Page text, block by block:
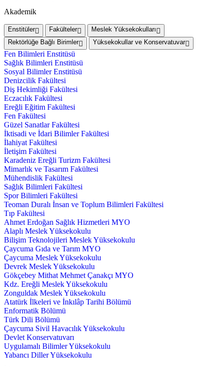
Akademik
Enstitüler Fakülteler
Meslek Yüksekokulları
Rektörlüğe Bağlı Birimler
Yüksekokullar ve Konservatuvar
Fen Bilimleri Enstitüsü
Sağlık Bilimleri Enstitüsü
Sosyal Bilimler Enstitüsü
Denizcilik Fakültesi
Diş Hekimliği Fakültesi
Eczacılık Fakültesi
Ereğli Eğitim Fakültesi
Fen Fakültesi
Güzel Sanatlar Fakültesi
İktisadi ve İdari Bilimler Fakültesi
İlahiyat Fakültesi
İletişim Fakültesi
Karadeniz Ereğli Turizm Fakültesi
Mimarlık ve Tasarım Fakültesi
Mühendislik Fakültesi
Sağlık Bilimleri Fakültesi
Spor Bilimleri Fakültesi
Teoman Duralı İnsan ve Toplum Bilimleri Fakültesi
Tıp Fakültesi
Ahmet Erdoğan Sağlık Hizmetleri MYO
Alaplı Meslek Yüksekokulu
Bilişim Teknolojileri Meslek Yüksekokulu
Çaycuma Gıda ve Tarım MYO
Çaycuma Meslek Yüksekokulu
Devrek Meslek Yüksekokulu
Gökçebey Mithat Mehmet Çanakçı MYO
Kdz. Ereğli Meslek Yüksekokulu
Zonguldak Meslek Yüksekokulu
Atatürk İlkeleri ve İnkılâp Tarihi Bölümü
Enformatik Bölümü
Türk Dili Bölümü
Çaycuma Sivil Havacılık Yüksekokulu
Devlet Konservatuvarı
Uygulamalı Bilimler Yüksekokulu
Yabancı Diller Yüksekokulu